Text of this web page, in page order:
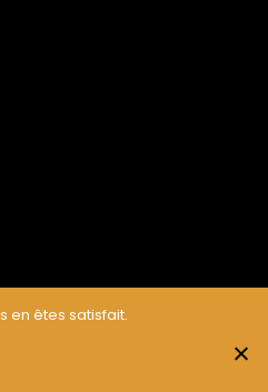
en êtes satisfait.